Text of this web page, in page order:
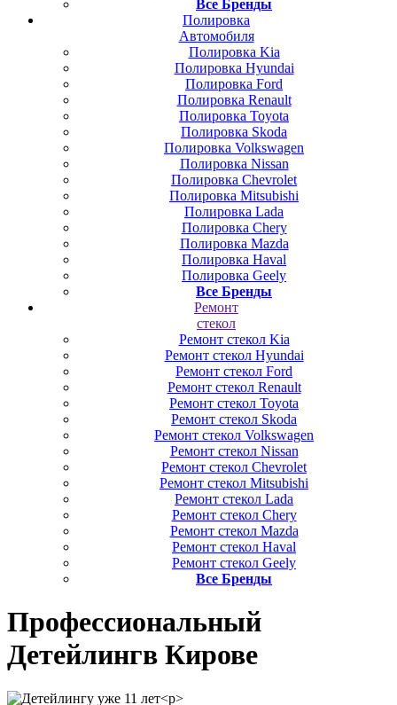
Все Бренды
Полировка
Автомобиля
Полировка Kia
Полировка Hyundai
Полировка Ford
Полировка Renault
Полировка Toyota
Полировка Skoda
Полировка Volkswagen
Полировка Nissan
Полировка Chevrolet
Полировка Mitsubishi
Полировка Lada
Полировка Chery
Полировка Mazda
Полировка Haval
Полировка Geely
Все Бренды
Ремонт
стекол
Ремонт стекол Kia
Ремонт стекол Hyundai
Ремонт стекол Ford
Ремонт стекол Renault
Ремонт стекол Toyota
Ремонт стекол Skoda
Ремонт стекол Volkswagen
Ремонт стекол Nissan
Ремонт стекол Chevrolet
Ремонт стекол Mitsubishi
Ремонт стекол Lada
Ремонт стекол Chery
Ремонт стекол Mazda
Ремонт стекол Haval
Ремонт стекол Geely
Все Бренды
Профессиональный
Детейлингв Кирове